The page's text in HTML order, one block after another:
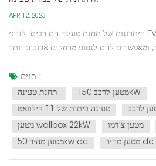
APR 12, 2023
היתרונות של תחנת טעינה הם רבים. לנהגי EV, הם מספקים דרך נוחה ואמינה
ומאפשרים להם לנסוע מרחקים ארוכים יותר
לעובדים, לעזור לקדם קיימות ולהפחית את
פליטת הפחמן.בנוסף ליתרונות המיידיים,...
תגים :
תחנת טעינה.
מטען לרכב 150kW
טעינה ביתית של 11 קילוואט
מטען wallbox 22kW
מטען צ'דמו
מטען מהיר 50kw dc